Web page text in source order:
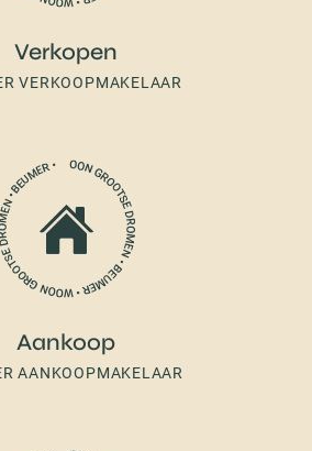
Verkopen
VERKOOPMAKELAAR
Aankoop
AANKOOPMAKELAAR